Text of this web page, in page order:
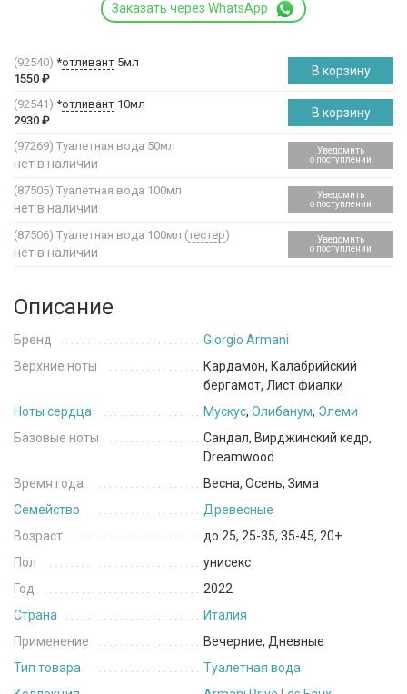
Заказать через WhatsApp
(92540) *отливант 5мл
1550 ₽
В корзину
(92541) *отливант 10мл
2930 ₽
В корзину
(97269) Туалетная вода 50мл
нет в наличии
Уведомить
о поступлении
(87505) Туалетная вода 100мл
нет в наличии
Уведомить
о поступлении
(87506) Туалетная вода 100мл (тестер)
нет в наличии
Уведомить
о поступлении
Описание
Бренд
Giorgio Armani
Верхние ноты
Кардамон, Калабрийский
бергамот, Лист фиалки
Ноты сердца
Мускус, Олибанум, Элеми
Базовые ноты
Сандал, Вирджинский кедр,
Dreamwood
Время года
Весна, Осень, Зима
Семейство
Древесные
Возраст
до 25, 25-35, 35-45, 20+
Пол
унисекс
Год
2022
Страна
Италия
Применение
Вечерние, Дневные
Тип товара
Туалетная вода